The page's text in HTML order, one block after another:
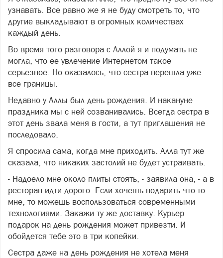
узнавать. Все равно же я не буду смотреть то, что
другие выкладывают в огромных количествах
каждый день.
Во время того разговора с Аллой я и подумать не
могла, что ее увлечение Интернетом такое
серьезное. Но оказалось, что сестра перешла уже
все границы.
Недавно у Аллы был день рождения. И накануне
праздника мы с ней созванивались. Всегда сестра в
этот день звала меня в гости, а тут приглашения не
последовало.
Я спросила сама, когда мне приходить. Алла тут же
сказала, что никаких застолий не будет устраивать.
- Надоело мне около плиты стоять, - заявила она, - а в
ресторан идти дорого. Если хочешь подарить что-то
мне, то можешь воспользоваться современными
технологиями. Закажи ту же доставку. Курьер
подарок на день рождения может привезти. И
обойдется тебе это в три копейки.
Сестра даже на день рождения не хотела меня